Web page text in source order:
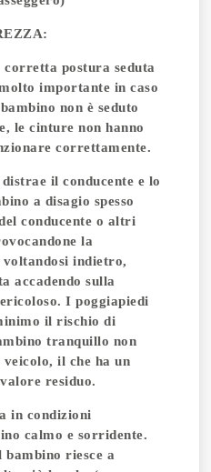
postura seduta
importante in caso
non è seduto
le cinture non hanno
correttamente.
il conducente e lo
a disagio spesso
conducente o altri
la
voltandosi indietro,
accadendo sulla
I poggiapiedi
il rischio di
tranquillo non
veicolo, il che ha un
residuo.
in condizioni
calmo e sorridente.
riesce a